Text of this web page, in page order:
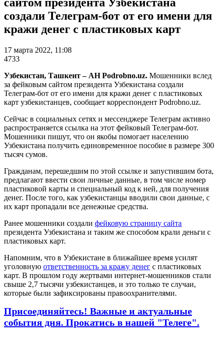
создали Телеграм-бот от его имени для
кражи денег с пластиковых карт
17 марта 2022, 11:08
4733
Узбекистан, Ташкент – АН Podrobno.uz. Мошенники вслед
за фейковым сайтом президента Узбекистана создали
Телеграм-бот от его имени для кражи денег с пластиковых
карт узбекистанцев, сообщает корреспондент Podrobno.uz.
Сейчас в социальных сетях и мессенджере Телеграм активно
распространяется ссылка на этот фейковый Телеграм-бот.
Мошенники пишут, что он якобы помогает населению
Узбекистана получить единовременное пособие в размере 300
тысяч сумов.
Гражданам, перешедшим по этой ссылке и запустившим бота,
предлагают ввести свои личные данные, в том числе номер
пластиковой карты и специальный код к ней, для получения
денег. После того, как узбекистанцы вводили свои данные, с
их карт пропадали все денежные средства.
Ранее мошенники создали фейковую страницу сайта
президента Узбекистана и таким же способом крали деньги с
пластиковых карт.
Напомним, что в Узбекистане в ближайшее время усилят
уголовную ответственность за кражу денег с пластиковых
карт. В прошлом году жертвами интернет-мошенников стали
свыше 2,7 тысячи узбекистанцев, и это только те случаи,
которые были зафиксированы правоохранителями.
Присоединяйтесь! Важные и актуальные
события дня. Прокатись в нашей "Телеге".